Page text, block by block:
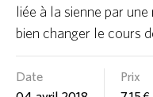
liée à la sienne par
bien changer le cours
Date
Prix